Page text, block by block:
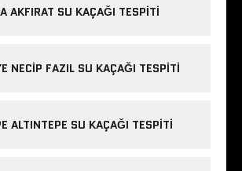
AKFIRAT SU KAÇAĞI TESPITI
NECIP FAZIL SU KAÇAĞI TESPITI
ALTINTEPE SU KAÇAĞI TESPITI